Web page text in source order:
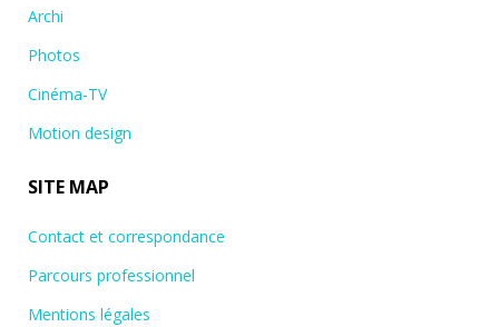
Archi
Photos
Cinéma-TV
Motion design
SITE MAP
Contact et correspondance
Parcours professionnel
Mentions légales